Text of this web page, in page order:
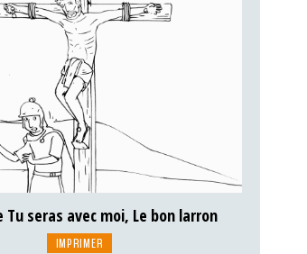
Tu seras avec moi, Le bon larron
IMPRIMER